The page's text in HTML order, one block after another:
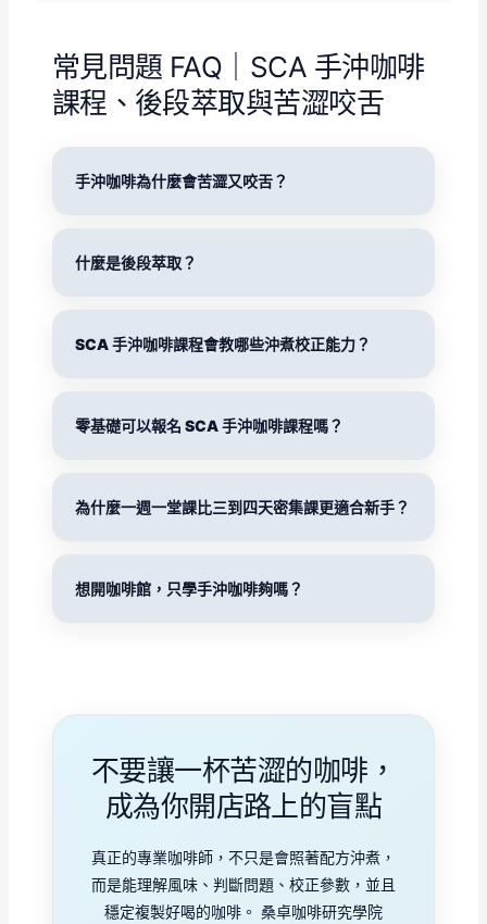
常見問題 FAQ｜SCA 手沖咖啡
課程、後段萃取與苦澀咬舌
手沖咖啡為什麼會苦澀又咬舌？
什麼是後段萃取？
SCA 手沖咖啡課程會教哪些沖煮校正能力？
零基礎可以報名 SCA 手沖咖啡課程嗎？
為什麼一週一堂課比三到四天密集課更適合新手？
想開咖啡館，只學手沖咖啡夠嗎？
不要讓一杯苦澀的咖啡，
成為你開店路上的盲點
真正的專業咖啡師，不只是會照著配方沖煮，
而是能理解風味、判斷問題、校正參數，並且
穩定複製好喝的咖啡。 桑卓咖啡研究學院